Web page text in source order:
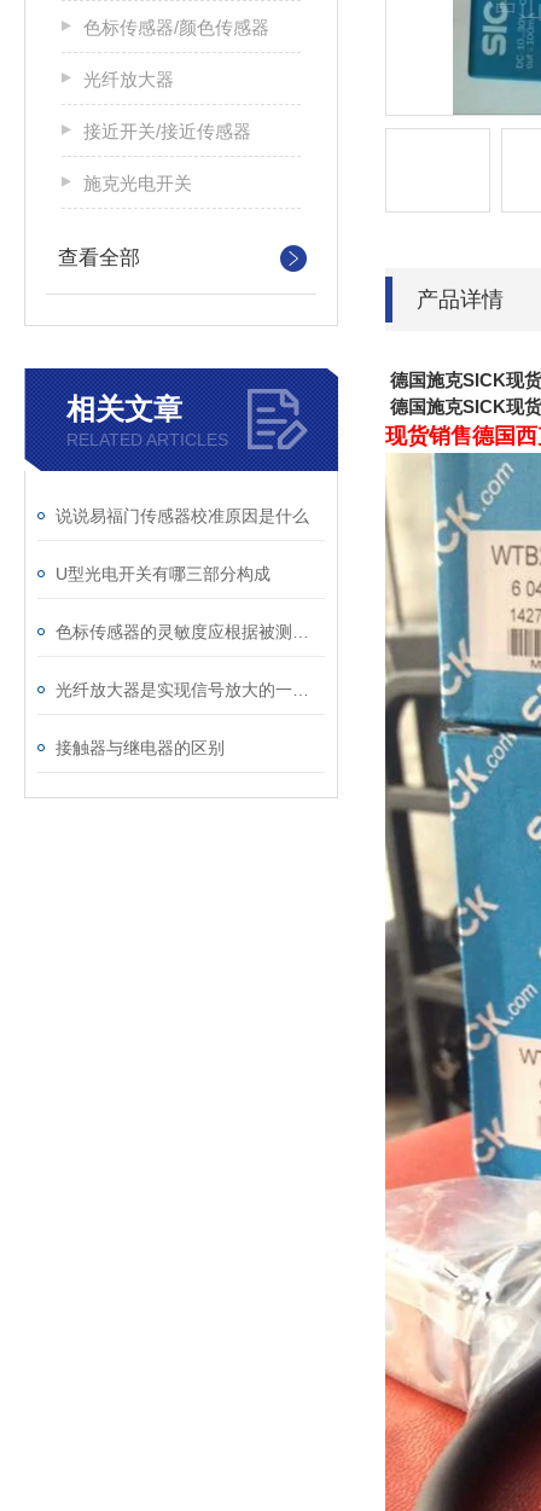
色标传感器/颜色传感器
光纤放大器
接近开关/接近传感器
施克光电开关
查看全部
相关文章
RELATED ARTICLES
说说易福门传感器校准原因是什么
U型光电开关有哪三部分构成
接触器与继电器的区别
产品详情
德国施克SICK现
德国施克SICK现
现货销售德国